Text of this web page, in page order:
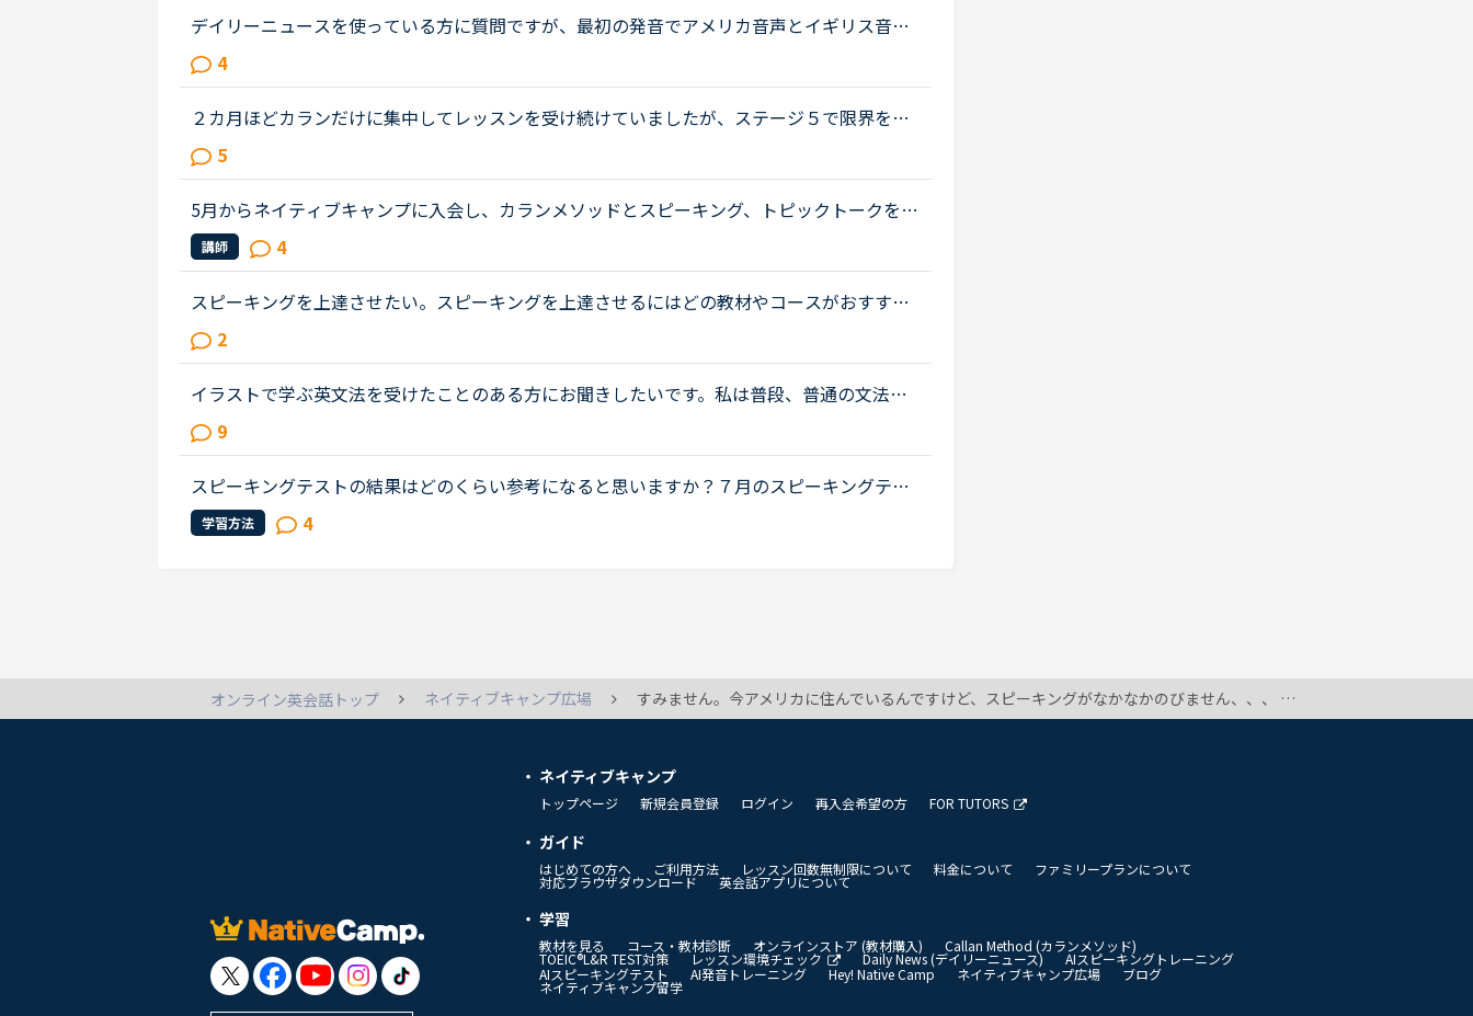
デイリーニュースを使っている方に質問ですが、最初の発音でアメリカ音声とイギリス音声
どっち使ってますか？フィリピン人の先生だと「アメリカ音声でいい？」と聞かれることが
多いのでいつもアメリカ音声オンリ...
4
２カ月ほどカランだけに集中してレッスンを受け続けていましたが、ステージ５で限界を感
じ、カランをお休みして「文法、スピーキング、ビジネス」にシフトチェンジをしようと考
えています。仕事で英語を読み書き...
5
5月からネイティブキャンプに入会し、カランメソッドとスピーキング、トピックトークをや
っています。マンスリースピーキングのレベルは6。カランメソッドはステージ4が終了する
ところです。カウンセラーの方にCa...
講師 4
スピーキングを上達させたい。スピーキングを上達させるにはどの教材やコースがおすすめ
ですか？自分の英語のレベルはTOEIC700後半ほどで、文法は大体できていると思います。で
すが喋るとなると簡単な単語しか出...
2
イラストで学ぶ英文法を受けたことのある方にお聞きしたいです。私は普段、普通の文法
（初級〜中級）と幾つかのアウトプット教材を並行して受けています。喋る練習をするのが
とにかく楽しいので最近は５分間ディ...
9
スピーキングテストの結果はどのくらい参考になると思いますか？７月のスピーキングテス
トを受けてみました。今回は日常英会話ではレベル７(前回より１ダウン)、ビジネスではレ
ベル９(前回より1アップ)でした。前...
学習方法 4
オンライン英会話トップ ネイティブキャンプ広場 すみません。今アメリカに住んでいるんですけど、スピーキングがなかなかのびません、、、 どの教材を使ったらいいでしょうか？？
ネイティブキャンプ
トップページ 新規会員登録 ログイン 再入会希望の方 FOR TUTORS
ガイド
はじめての方へ ご利用方法 レッスン回数無制限について 料金について ファミリープランについて
対応ブラウザダウンロード 英会話アプリについて
学習
教材を見る コース・教材診断 オンラインストア (教材購入) Callan Method (カランメソッド)
TOEIC®L&R TEST対策 レッスン環境チェック Daily News (デイリーニュース)
AIスピーキングトレーニング
AIスピーキングテスト
AI発音トレーニング Hey! Native Camp ネイティブキャンプ広場 ブログ
ネイティブキャンプ留学